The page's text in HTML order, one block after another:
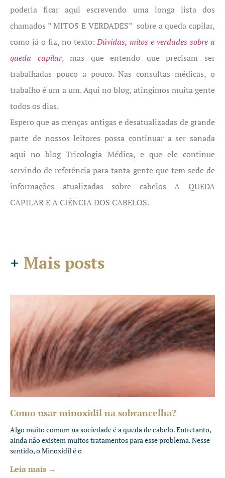
poderia ficar aqui escrevendo uma longa lista dos
chamados ” MITOS E VERDADES” sobre a queda capilar,
como já o fiz, no texto:Dúvidas, mitos e verdades sobre a
queda capilar, mas que entendo que precisam ser
trabalhadas pouco a pouco. Nas consultas médicas, o
trabalho é um a um. Aqui no blog, atingimos muita gente
todos os dias.
Espero que as crenças antigas e desatualizadas de grande
parte de nossos leitores possa continuar a ser sanada
aqui no blog Tricologia Médica, e que ele continue
servindo de referência para tanta gente que tem sede de
informações atualizadas sobre cabelos A QUEDA
CAPILAR E A CIÊNCIA DOS CABELOS.
+ Mais posts
Como usar minoxidil na sobrancelha?
Algo muito comum na sociedade é a queda de cabelo. Entretanto,
ainda não existem muitos tratamentos para esse problema. Nesse
sentido, o Minoxidil é o
Leia mais →